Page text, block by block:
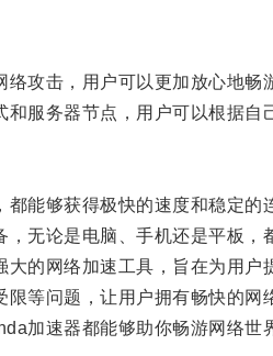
攻击，用户可以更加放心地畅
务器节点，用户可以根据自
能够获得极快的速度和稳定的
论是电脑、手机还是平板，
网络加速工具，旨在为用户
等问题，让用户拥有畅快的网
速器都能够助你畅游网络世